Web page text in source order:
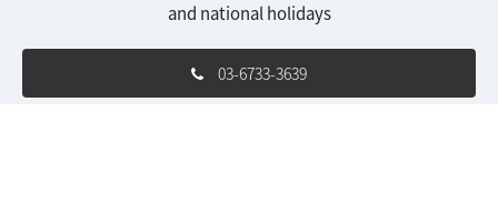
and national holidays
03-6733-3639